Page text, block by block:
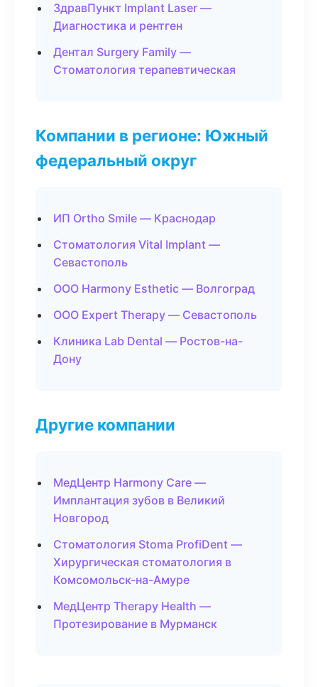
ЗдравПункт Implant Laser —
Диагностика и рентген
Дентал Surgery Family —
Стоматология терапевтическая
Компании в регионе: Южный
федеральный округ
ИП Ortho Smile — Краснодар
Стоматология Vital Implant —
Севастополь
ООО Harmony Esthetic — Волгоград
ООО Expert Therapy — Севастополь
Клиника Lab Dental — Ростов-на-
Дону
Другие компании
МедЦентр Harmony Care —
Имплантация зубов в Великий
Новгород
Стоматология Stoma ProfiDent —
Хирургическая стоматология в
Комсомольск-на-Амуре
МедЦентр Therapy Health —
Протезирование в Мурманск